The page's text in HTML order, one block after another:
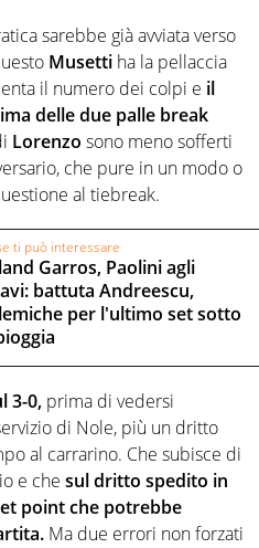
sarebbe già avviata verso
Musetti ha la pellaccia
il numero dei colpi e il
delle due palle break
Lorenzo sono meno sofferti
che pure in un modo o
al tiebreak.
ti può interessare
Garros, Paolini agli
battuta Andreescu,
per l'ultimo set sotto
3-0, prima di vedersi
di Nole, più un dritto
al carrarino. Che subisce di
e che sul dritto spedito in
point che potrebbe
Ma due errori non forzati